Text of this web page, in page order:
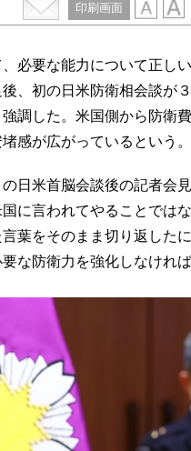
印刷画面
必要な能力について正し
、初の日米防衛相会談が
調した。米国側から防衛
感が広がっているという
日米首脳会談後の記者会
に言われてやることでは
葉をそのまま切り返した
な防衛力を強化しなけれ